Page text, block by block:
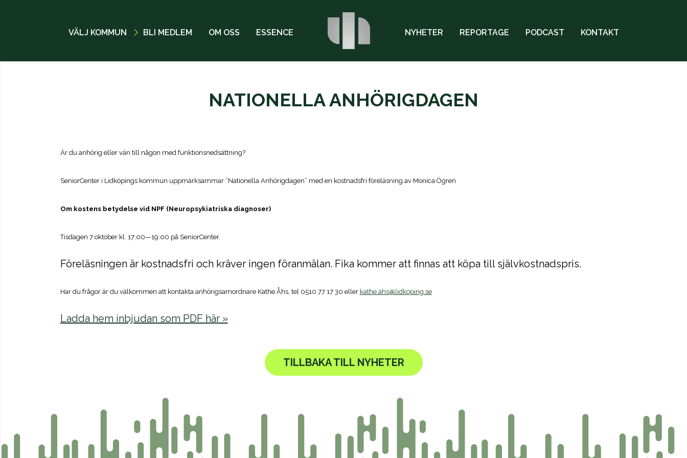
VÄLJ KOMMUN BLI MEDLEM OM OSS ESSENCE NYHETER REPORTAGE PODCAST KONTAKT
NATIONELLA ANHÖRIGDAGEN
Är du anhörig eller vän till någon med funktionsnedsättning?
SeniorCenter i Lidköpings kommun uppmärksammar ”Nationella Anhörigdagen” med en kostnadsfri föreläsning av Monica Ögren
Om kostens betydelse vid NPF (Neuropsykiatriska diagnoser)
Tisdagen 7 oktober kl. 17:00—19:00 på SeniorCenter.
Föreläsningen är kostnadsfri och kräver ingen föranmälan. Fika kommer att finnas att köpa till självkostnadspris.
Har du frågor är du välkommen att kontakta anhörigsamordnare Kathe Åhs, tel 0510 77 17 30 eller kathe.ahs@lidkoping.se
Ladda hem inbjudan som PDF här »
TILLBAKA TILL NYHETER